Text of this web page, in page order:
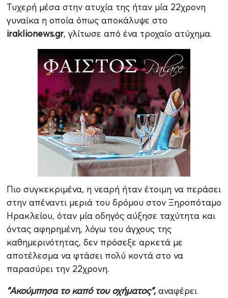
Τυχερή μέσα στην ατυχία της ήταν μία 22χρονη
γυναίκα η οποία όπως αποκάλυψε στο
iraklionews.gr, γλίτωσε από ένα τροχαίο ατύχημα.
Πιο συγκεκριμένα, η νεαρή ήταν έτοιμη να περάσει
στην απέναντι μεριά του δρόμου στον Ξηροπόταμο
Ηρακλείου, όταν μία οδηγός αύξησε ταχύτητα και
όντας αφηρημένη, λόγω του άγχους της
καθημερινότητας, δεν πρόσεξε αρκετά με
αποτέλεσμα να φτάσει πολύ κοντά στο να
παρασύρει την 22χρονη.
"Ακούμπησα το καπό του οχήματος",αναφέρει